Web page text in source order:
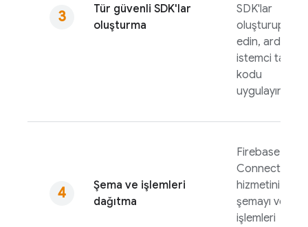
Tür güvenli SDK'lar
oluşturma
SDK'lar
oluşturup test
edin, ardından
istemci tarafı
kodu
uygulayın
Şema ve işlemleri
dağıtma
Firebase SQL
Connect
hizmetiniz için
şemayı ve
işlemleri